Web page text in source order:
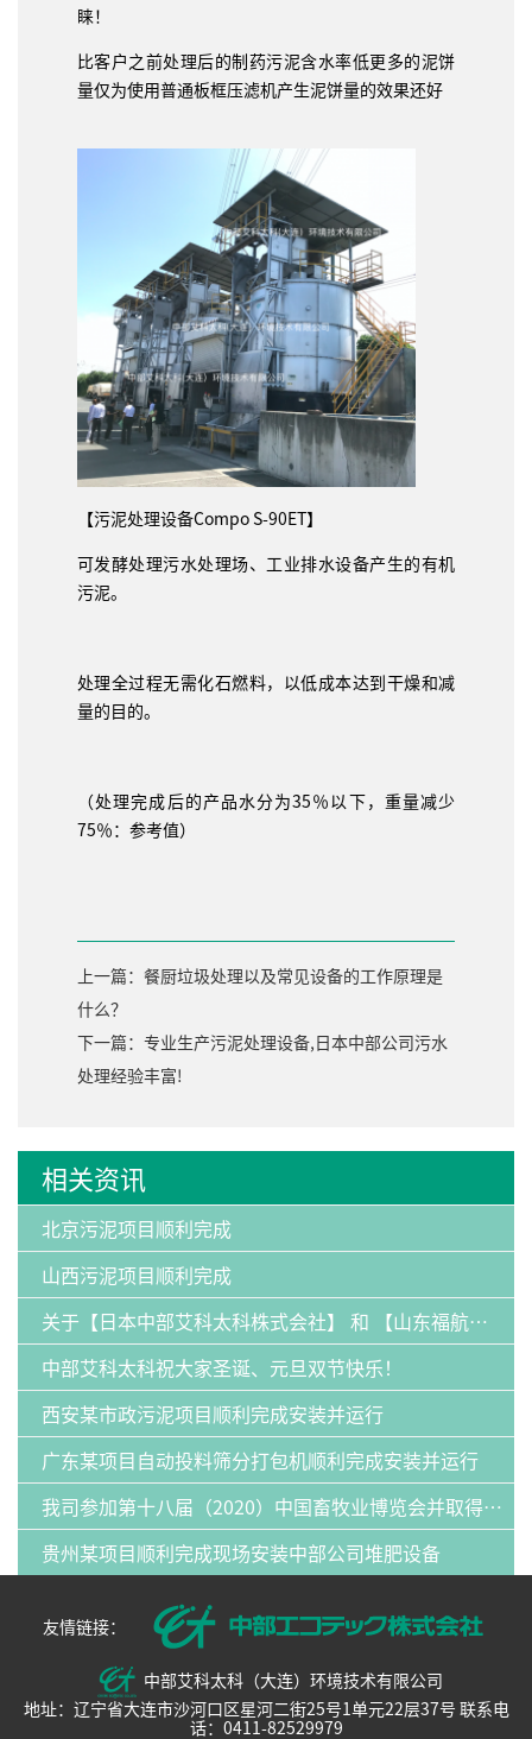
睐！
比客户之前处理后的制药污泥含水率低更多的泥饼
量仅为使用普通板框压滤机产生泥饼量的效果还好
【污泥处理设备Compo S-90ET】
可发酵处理污水处理场、工业排水设备产生的有机
污泥。
处理全过程无需化石燃料，以低成本达到干燥和减
量的目的。
（处理完成后的产品水分为35％以下，重量减少
75％：参考值）
上一篇：餐厨垃圾处理以及常见设备的工作原理是
什么？
下一篇：专业生产污泥处理设备,日本中部公司污水
处理经验丰富!
相关资讯
北京污泥项目顺利完成
山西污泥项目顺利完成
关于【日本中部艾科太科株式会社】 和 【山东福航新能源环保有限公司】：发明专利纠纷案的声明
中部艾科太科祝大家圣诞、元旦双节快乐！
西安某市政污泥项目顺利完成安装并运行
广东某项目自动投料筛分打包机顺利完成安装并运行
我司参加第十八届（2020）中国畜牧业博览会并取得圆满成功
贵州某项目顺利完成现场安装中部公司堆肥设备
友情链接：
中部艾科太科（大连）环境技术有限公司
地址：辽宁省大连市沙河口区星河二街25号1单元22层37号 联系电
话：0411-82529979